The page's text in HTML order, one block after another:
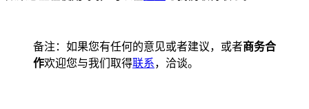
备注：如果您有任何的意见或者建议，或者商务合
作欢迎您与我们取得联系，洽谈。